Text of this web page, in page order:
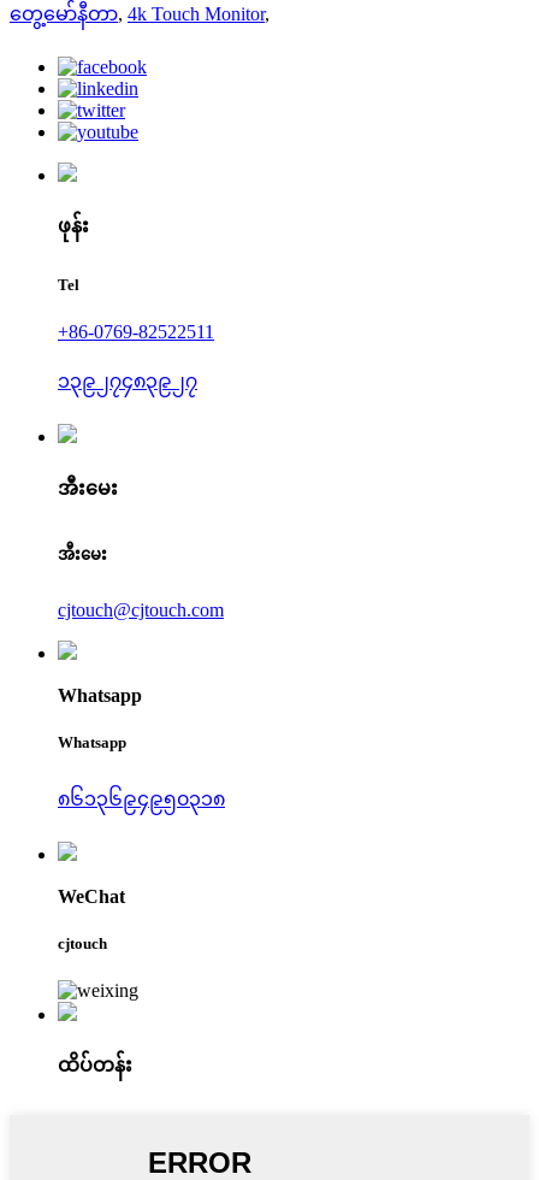
တွေ့မော်နီတာ, 4k Touch Monitor,
ဖုန်း
Tel
+86-0769-82522511
၁၃၉၂၇၄၈၃၉၂၇
အီးမေး
အီးမေး
cjtouch@cjtouch.com
Whatsapp
Whatsapp
၈၆၁၃၆၉၄၉၅၀၃၁၈
WeChat
cjtouch
ထိပ်တန်း